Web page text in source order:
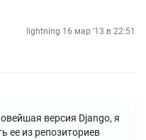
lightning 16 мар '13 в 22:51
версия Django, я
ее из репозиториев